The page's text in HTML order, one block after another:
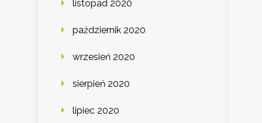
listopad 2020
październik 2020
wrzesień 2020
sierpień 2020
lipiec 2020